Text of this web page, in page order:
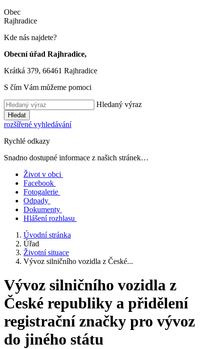
Obec
Rajhradice
Kde nás najdete?
Obecní úřad Rajhradice,
Krátká 379, 66461 Rajhradice
S čím Vám můžeme pomoci
Hledaný výraz
Hledat
rozšířené vyhledávání
Rychlé odkazy
Snadno dostupné informace z našich stránek…
Život v obci
Facebook
Fotogalerie
Odpady
Dokumenty
Hlášení rozhlasu
Úvodní stránka
Úřad
Životní situace
Vývoz silničního vozidla z České...
Vývoz silničního vozidla z
České republiky a přidělení
registrační značky pro vývoz
do jiného státu